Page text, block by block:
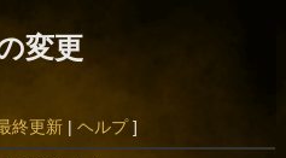
変更
終更新| ヘルプ]